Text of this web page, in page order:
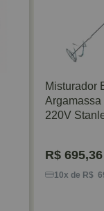
Misturador
Argamassa
220V
R$695,36
10x de R$